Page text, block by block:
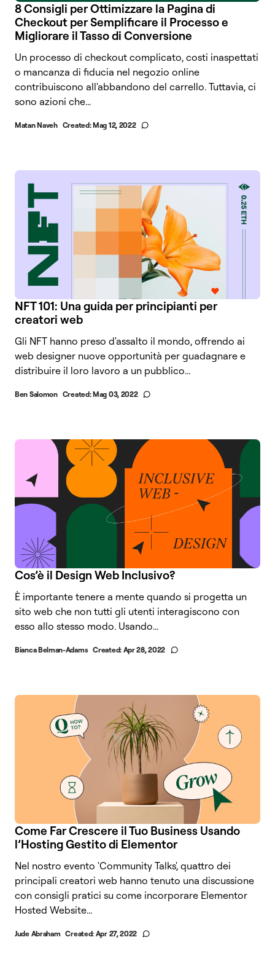
8 Consigli per Ottimizzare la Pagina di
Checkout per Semplificare il Processo e
Migliorare il Tasso di Conversione
Un processo di checkout complicato, costi inaspettati
o mancanza di fiducia nel negozio online
contribuiscono all'abbandono del carrello. Tuttavia, ci
sono azioni che...
Matan Naveh Created:Mag 12, 2022
NFT 101: Una guida per principianti per
creatori web
Gli NFT hanno preso d'assalto il mondo, offrendo ai
web designer nuove opportunità per guadagnare e
distribuire il loro lavoro a un pubblico...
Ben Salomon Created:Mag 03, 2022
Cos’è il Design Web Inclusivo?
È importante tenere a mente quando si progetta un
sito web che non tutti gli utenti interagiscono con
esso allo stesso modo. Usando...
Bianca Belman-Adams Created: Apr 28, 2022
Come Far Crescere il Tuo Business Usando
l’Hosting Gestito di Elementor
Nel nostro evento 'Community Talks', quattro dei
principali creatori web hanno tenuto una discussione
con consigli pratici su come incorporare Elementor
Hosted Website...
Jude Abraham Created: Apr 27, 2022